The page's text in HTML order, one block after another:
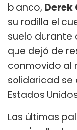
blanco, Derek
su rodilla el
suelo durante
que dejó de
conmovido al
solidaridad se
Estados
Las últimas